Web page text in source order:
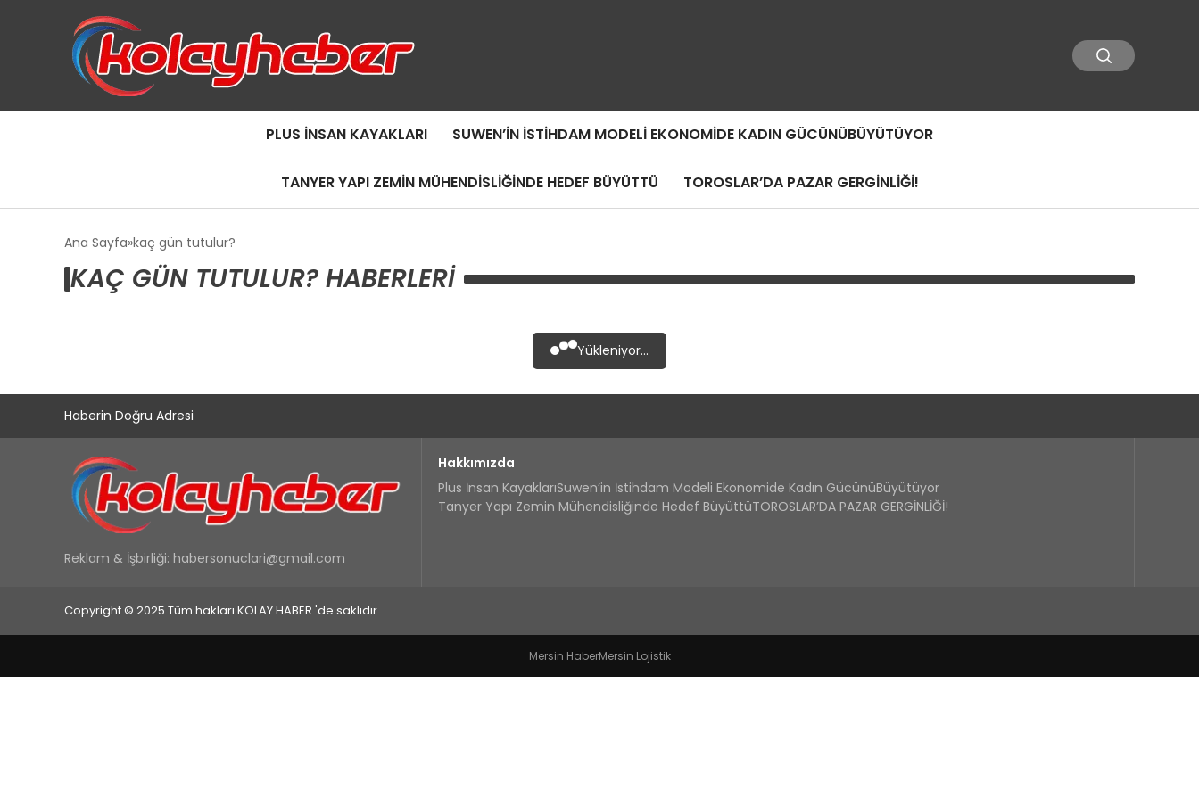
PLUS İNSAN KAYAKLARI SUWEN’IN İSTIHDAM MODELI EKONOMIDE KADIN GÜCÜNÜBÜYÜTÜYOR
TANYER YAPI ZEMIN MÜHENDISLIĞINDE HEDEF BÜYÜTTÜ TOROSLAR’DA PAZAR GERGİNLİĞİ!
Ana Sayfa kaç gün tutulur?
KAÇ GÜN TUTULUR? HABERLERI
Yükleniyor...
Haberin Doğru Adresi
Reklam & İşbirliği: habersonuclari@gmail.com
Hakkımızda
Plus İnsan KayaklarıSuwen’in İstihdam Modeli Ekonomide Kadın GücünüBüyütüyor
Tanyer Yapı Zemin Mühendisliğinde Hedef BüyüttüTOROSLAR’DA PAZAR GERGİNLİĞİ!
Copyright © 2025 Tüm hakları KOLAY HABER 'de saklıdır.
Mersin HaberMersin Lojistik